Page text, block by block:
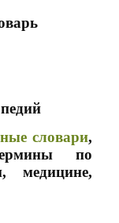
словари,
по
медицине,